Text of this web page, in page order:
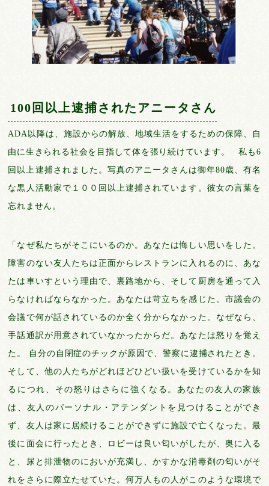
100回以上逮捕されたアニータさん
ADA以降は、施設からの解放、地域生活をするための保障、自
由に生きられる社会を目指して体を張り続けています。 私も6
回以上逮捕されました。写真のアニータさんは御年80歳、有名
な黒人活動家で１００回以上逮捕されています。彼女の言葉を
忘れません。
「なぜ私たちがそこにいるのか。あなたは悔しい思いをした。
障害のない友人たちは正面からレストランに入れるのに、あな
たは車いすという理由で、裏路地から、そして厨房を通って入
らなければならなかった。あなたは苛立ちを感じた。市議会の
会議で何が話されているのか全く分からなかった。なぜなら、
手話通訳が用意されていなかったからだ。あなたは怒りを覚え
た。 自分の自閉症のチックが原因で、警察に逮捕されたとき。
そして、他の人たちがどれほどひどい扱いを受けているかを知
るにつれ、その怒りはさらに強くなる。あなたの友人の家族
は、友人のパーソナル・アテンダントを見つけることができ
ず、友人は家に居続けることができずに施設で亡くなった。最
後に面会に行ったとき、ロビーは良い匂いがしたが、奥に入る
と、尿と排泄物のにおいが充満し、かすかな消毒剤の匂いがそ
れをさらに際立たせていた。何万人もの人がこのような環境で